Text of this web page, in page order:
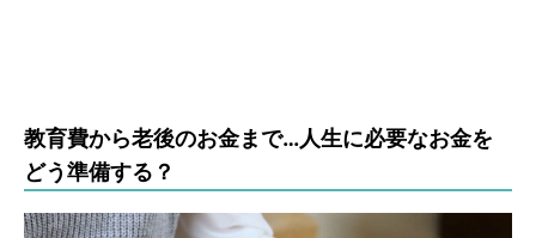
教育費から老後のお金まで…人生に必要なお金を
どう準備する？